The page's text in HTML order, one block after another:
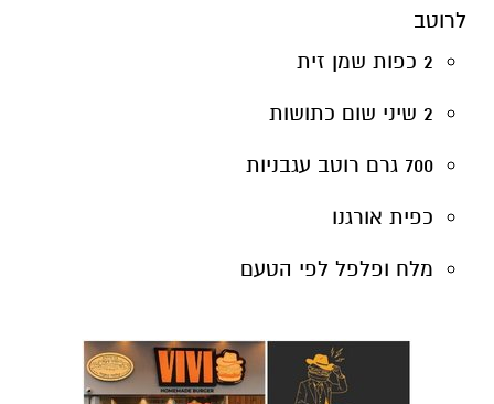
700 גרם רוטב עגבניות
כפית אורגנו
מלח ופלפל לפי הטעם